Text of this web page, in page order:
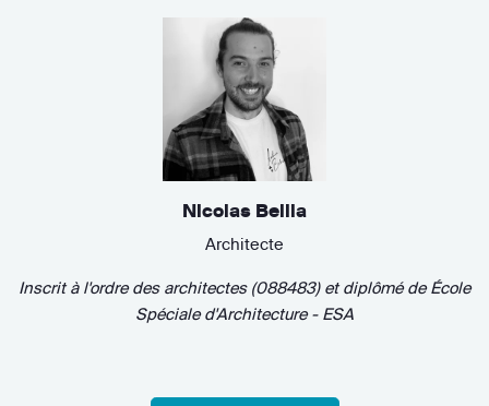
Nicolas Bellia
Architecte
Inscrit à l'ordre des architectes (088483) et diplômé deÉcole
Spéciale d'Architecture - ESA